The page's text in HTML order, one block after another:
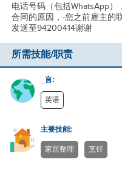
电话号码（包括WhatsApp
合同的原因，-您之前雇主的
发送至94200414谢谢
所需技能/职责
_言:
英语
主要技能:
家居整理 烹饪